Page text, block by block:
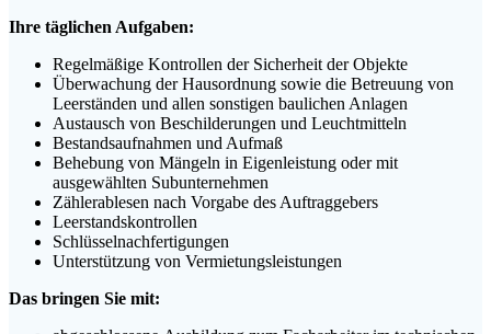
Ihre täglichen Aufgaben:
Regelmäßige Kontrollen der Sicherheit der Objekte
Überwachung der Hausordnung sowie die Betreuung von
Leerständen und allen sonstigen baulichen Anlagen
Austausch von Beschilderungen und Leuchtmitteln
Bestandsaufnahmen und Aufmaß
Behebung von Mängeln in Eigenleistung oder mit
ausgewählten Subunternehmen
Zählerablesen nach Vorgabe des Auftraggebers
Leerstandskontrollen
Schlüsselnachfertigungen
Unterstützung von Vermietungsleistungen​
Das bringen Sie mit: